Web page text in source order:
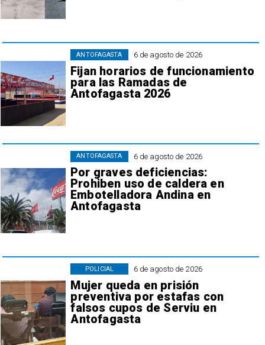
6 de agosto de 2026
Fijan horarios de funcionamiento
para las Ramadas de
Antofagasta 2026
ANTOFAGASTA
6 de agosto de 2026
Por graves deficiencias:
Prohiben uso de caldera en
Embotelladora Andina en
Antofagasta
ANTOFAGASTA
6 de agosto de 2026
Mujer queda en prisión
preventiva por estafas con
falsos cupos de Serviu en
Antofagasta
POLICIAL